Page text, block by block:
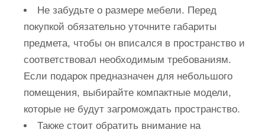
Не забудьте о размере мебели. Перед
покупкой обязательно уточните габариты
предмета, чтобы он вписался в пространство и
соответствовал необходимым требованиям.
Если подарок предназначен для небольшого
помещения, выбирайте компактные модели,
которые не будут загромождать пространство.
Также стоит обратить внимание на